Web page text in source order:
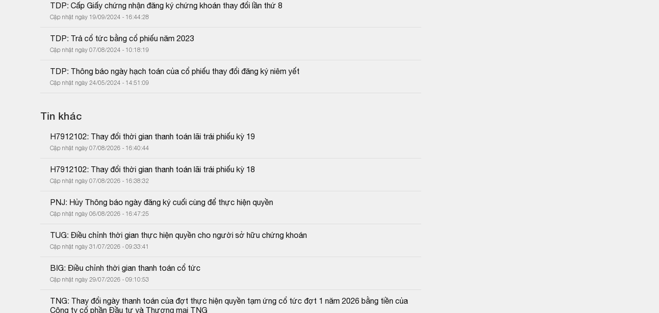
TDP: Cấp Giấy chứng nhận đăng ký chứng khoán thay đổi lần thứ 8
Cập nhật ngày 19/09/2024 - 16:44:28
TDP: Trả cổ tức bằng cổ phiếu năm 2023
Cập nhật ngày 07/08/2024 - 10:18:19
TDP: Thông báo ngày hạch toán của cổ phiếu thay đổi đăng ký niêm yết
Cập nhật ngày 24/05/2024 - 14:51:09
Tin khác
H7912102: Thay đổi thời gian thanh toán lãi trái phiếu kỳ 19
Cập nhật ngày 07/08/2026 - 16:40:44
H7912102: Thay đổi thời gian thanh toán lãi trái phiếu kỳ 18
Cập nhật ngày 07/08/2026 - 16:38:32
PNJ: Hủy Thông báo ngày đăng ký cuối cùng để thực hiện quyền
Cập nhật ngày 06/08/2026 - 16:47:25
TUG: Điều chỉnh thời gian thực hiện quyền cho người sở hữu chứng khoán
Cập nhật ngày 31/07/2026 - 09:33:41
BIG: Điều chỉnh thời gian thanh toán cổ tức
Cập nhật ngày 29/07/2026 - 09:10:53
TNG: Thay đổi ngày thanh toán của đợt thực hiện quyền tạm ứng cổ tức đợt 1 năm 2026 bằng tiền của
Công ty cổ phần Đầu tư và Thương mại TNG